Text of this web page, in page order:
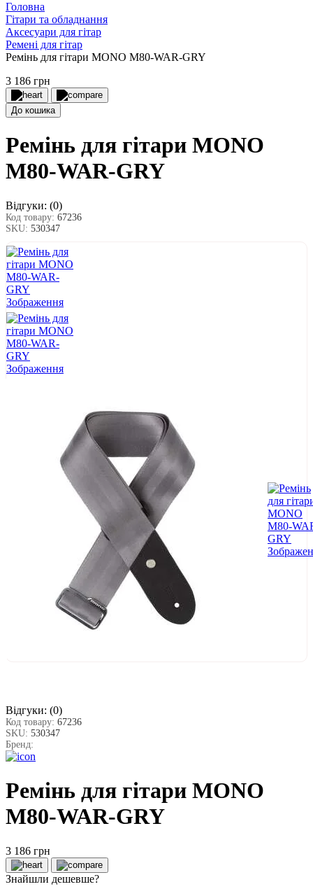
Головна
Гітари та обладнання
Аксесуари для гітар
Ремені для гітар
Ремінь для гітари MONO M80-WAR-GRY
3 186 грн
До кошика
Ремінь для гітари MONO
M80-WAR-GRY
Відгуки: (0)
Код товару: 67236
SKU: 530347
Відгуки: (0)
Код товару: 67236
SKU: 530347
Бренд:
Ремінь для гітари MONO
M80-WAR-GRY
3 186 грн
Знайшли дешевше?